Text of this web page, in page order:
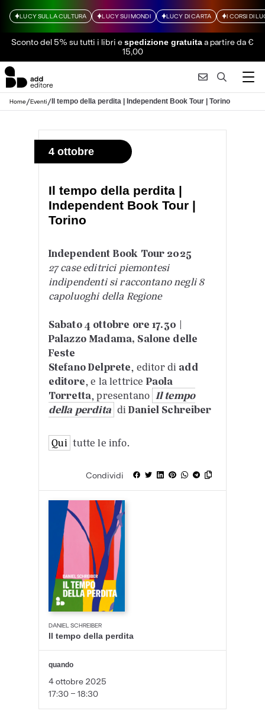
LUCY SULLA CULTURA LUCY SUI MONDI LUCY DI CARTA I CORSI DI
Sconto del 5% su tutti i libri espedizione gratuitaa partire da €
15,00
Home/Eventi/ Il tempo della perdita | Independent Book Tour | Torino
4 ottobre
Il tempo della perdita |
Independent Book Tour |
Torino
Independent Book Tour 2025
27 case editrici piemontesi
indipendenti si raccontano negli 8
capoluoghi della Regione
Sabato 4 ottobre ore 17.30 |
Palazzo Madama, Salone delle
Feste
Stefano Delprete, editor di add
editore, e la lettrice Paola
Torretta, presentano Il tempo
della perdita diDaniel Schreiber
Qui tutte le info.
Condividi
DANIEL SCHREIBER
Il tempo della perdita
quando
4 ottobre 2025
17:30 - 18:30